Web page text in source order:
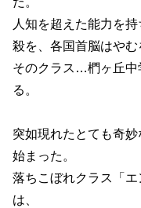
人知を超えた能力を
殺を、各国首脳はやむ
そのクラス…椚ヶ丘中
る。
突如現れたとても奇
始まった。
落ちこぼれクラス「
は、